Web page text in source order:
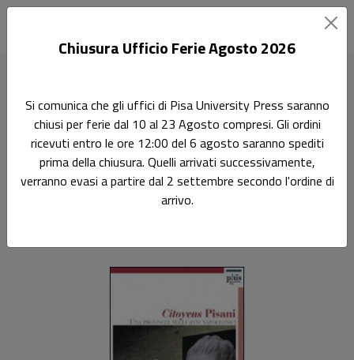
Ricerca
Citoyens Pisani
Una provincia negli anni napoleonici
Chiusura Ufficio Ferie Agosto 2026
Si comunica che gli uffici di Pisa University Press saranno
chiusi per ferie dal 10 al 23 Agosto compresi. Gli ordini
ricevuti entro le ore 12:00 del 6 agosto saranno spediti
prima della chiusura. Quelli arrivati successivamente,
verranno evasi a partire dal 2 settembre secondo l'ordine di
arrivo.